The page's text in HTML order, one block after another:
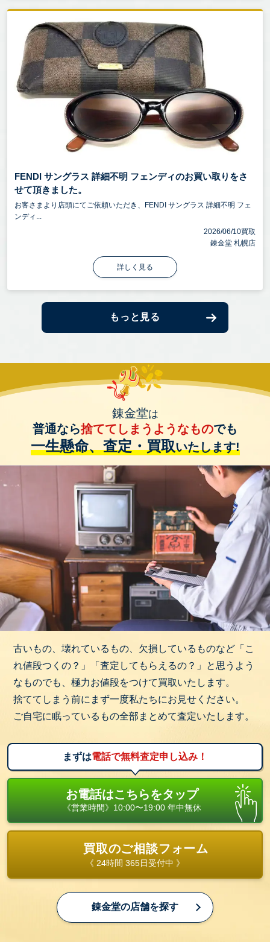
FENDI サングラス 詳細不明 フェンディのお買い取りをさ
せて頂きました。
お客さまより店頭にてご依頼いただき、FENDI サングラス 詳細不明 フェ
ンディ...
2026/06/10買取
錬金堂 札幌店
詳しく見る
もっと見る
錬金堂は
普通なら捨ててしまうようなものでも
一生懸命、査定・買取いたします!
古いもの、壊れているもの、欠損しているものなど「こ
れ値段つくの？」「査定してもらえるの？」と思うよう
なものでも、極力お値段をつけて買取いたします。
捨ててしまう前にまず一度私たちにお見せください。
ご自宅に眠っているもの全部まとめて査定いたします。
まずは電話で無料査定申し込み！
お電話はこちらをタップ
《営業時間》10:00〜19:00 年中無休
買取のご相談フォーム
《 24時間 365日受付中 》
錬金堂の店舗を探す